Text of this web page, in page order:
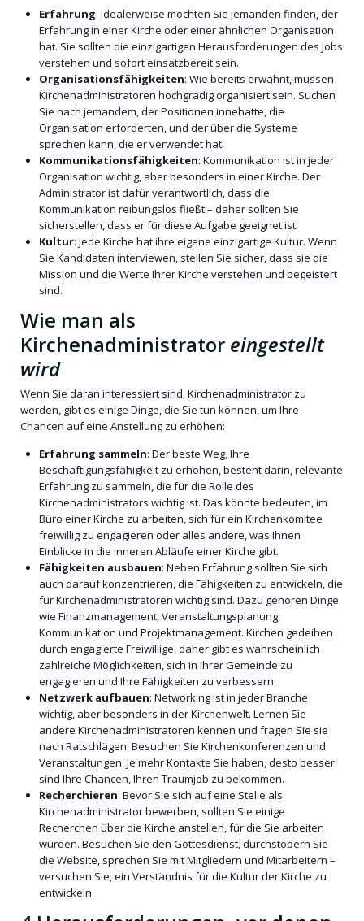
Erfahrung: Idealerweise möchten Sie jemanden finden, der
Erfahrung in einer Kirche oder einer ähnlichen Organisation
hat. Sie sollten die einzigartigen Herausforderungen des Jobs
verstehen und sofort einsatzbereit sein.
Organisationsfähigkeiten: Wie bereits erwähnt, müssen
Kirchenadministratoren hochgradig organisiert sein. Suchen
Sie nach jemandem, der Positionen innehatte, die
Organisation erforderten, und der über die Systeme
sprechen kann, die er verwendet hat.
Kommunikationsfähigkeiten: Kommunikation ist in jeder
Organisation wichtig, aber besonders in einer Kirche. Der
Administrator ist dafür verantwortlich, dass die
Kommunikation reibungslos fließt – daher sollten Sie
sicherstellen, dass er für diese Aufgabe geeignet ist.
Kultur: Jede Kirche hat ihre eigene einzigartige Kultur. Wenn
Sie Kandidaten interviewen, stellen Sie sicher, dass sie die
Mission und die Werte Ihrer Kirche verstehen und begeistert
sind.
Wie man als
Kirchenadministrator eingestellt
wird
Wenn Sie daran interessiert sind, Kirchenadministrator zu
werden, gibt es einige Dinge, die Sie tun können, um Ihre
Chancen auf eine Anstellung zu erhöhen:
Erfahrung sammeln: Der beste Weg, Ihre
Beschäftigungsfähigkeit zu erhöhen, besteht darin, relevante
Erfahrung zu sammeln, die für die Rolle des
Kirchenadministrators wichtig ist. Das könnte bedeuten, im
Büro einer Kirche zu arbeiten, sich für ein Kirchenkomitee
freiwillig zu engagieren oder alles andere, was Ihnen
Einblicke in die inneren Abläufe einer Kirche gibt.
Fähigkeiten ausbauen: Neben Erfahrung sollten Sie sich
auch darauf konzentrieren, die Fähigkeiten zu entwickeln, die
für Kirchenadministratoren wichtig sind. Dazu gehören Dinge
wie Finanzmanagement, Veranstaltungsplanung,
Kommunikation und Projektmanagement. Kirchen gedeihen
durch engagierte Freiwillige, daher gibt es wahrscheinlich
zahlreiche Möglichkeiten, sich in Ihrer Gemeinde zu
engagieren und Ihre Fähigkeiten zu verbessern.
Netzwerk aufbauen: Networking ist in jeder Branche
wichtig, aber besonders in der Kirchenwelt. Lernen Sie
andere Kirchenadministratoren kennen und fragen Sie sie
nach Ratschlägen. Besuchen Sie Kirchenkonferenzen und
Veranstaltungen. Je mehr Kontakte Sie haben, desto besser
sind Ihre Chancen, Ihren Traumjob zu bekommen.
Recherchieren: Bevor Sie sich auf eine Stelle als
Kirchenadministrator bewerben, sollten Sie einige
Recherchen über die Kirche anstellen, für die Sie arbeiten
würden. Besuchen Sie den Gottesdienst, durchstöbern Sie
die Website, sprechen Sie mit Mitgliedern und Mitarbeitern –
versuchen Sie, ein Verständnis für die Kultur der Kirche zu
entwickeln.